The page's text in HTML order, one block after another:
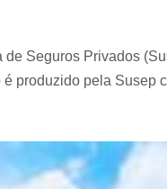
de Seguros Privados
é produzido pela Susep